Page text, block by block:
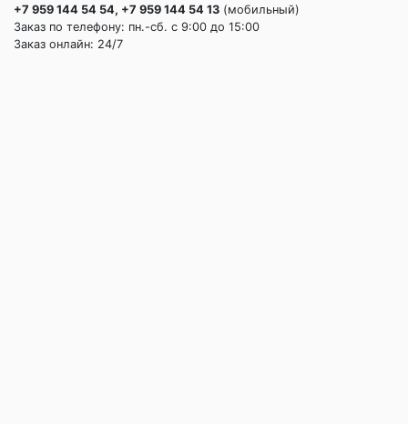
+7 959 144 54 54, +7 959 144 54 13 (мобильный)
Заказ по телефону: пн.-сб. c 9:00 до 15:00
Заказ онлайн: 24/7